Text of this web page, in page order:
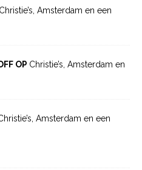
Christie’s, Amsterdam en een
OP Christie’s, Amsterdam en
Amsterdam en een